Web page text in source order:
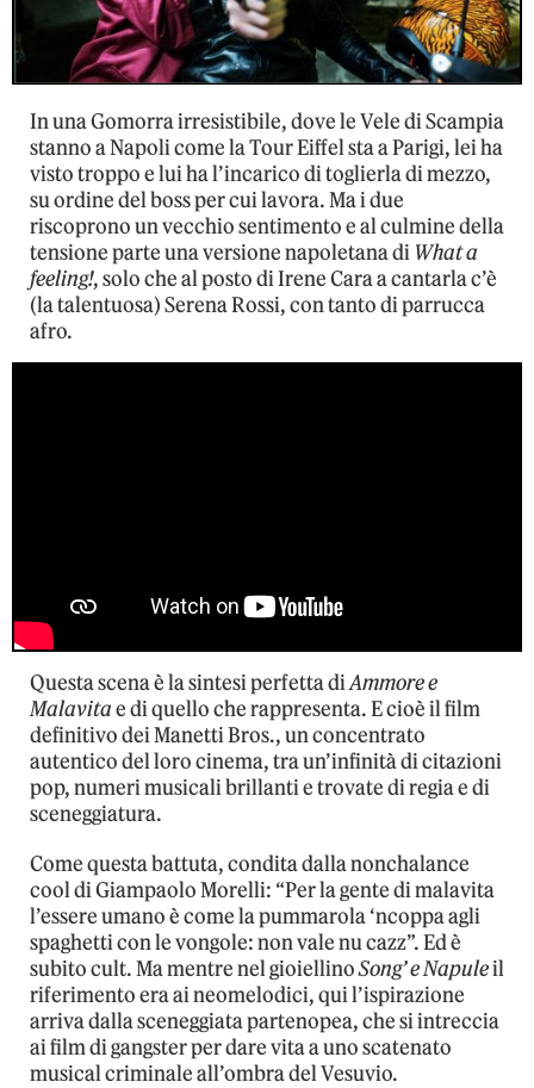
In una Gomorra irresistibile, dove le Vele di Scampia
stanno a Napoli come la Tour Eiffel sta a Parigi, lei ha
visto troppo e lui ha l’incarico di toglierla di mezzo,
su ordine del boss per cui lavora. Ma i due
riscoprono un vecchio sentimento e al culmine della
tensione parte una versione napoletana di What a
feeling!, solo che al posto di Irene Cara a cantarla c’è
(la talentuosa) Serena Rossi, con tanto di parrucca
afro.
Questa scena è la sintesi perfetta diAmmore e
Malavitae di quello che rappresenta. E cioè il film
definitivo dei Manetti Bros., un concentrato
autentico del loro cinema, tra un’infinità di citazioni
pop, numeri musicali brillanti e trovate di regia e di
sceneggiatura.
Come questa battuta, condita dalla nonchalance
cool di Giampaolo Morelli: “Per la gente di malavita
l’essere umano è come la pummarola ‘ncoppa agli
spaghetti con le vongole: non vale nu cazz”. Ed è
subito cult. Ma mentre nel gioiellinoSong’ e Napuleil
riferimento era ai neomelodici, qui l’ispirazione
arriva dalla sceneggiata partenopea, che si intreccia
ai film di gangster per dare vita a uno scatenato
musical criminale all’ombra del Vesuvio.